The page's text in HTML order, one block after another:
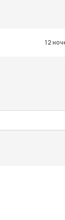
12